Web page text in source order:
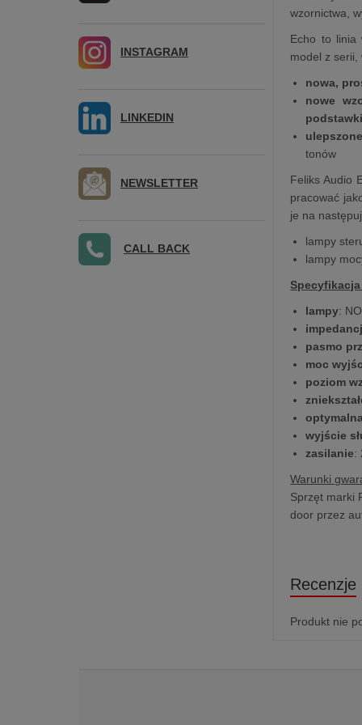
wzornictwa,
Echo to linia
model z serii,
nowa,
nowe
podstawki
tonów
Feliks Audio
pracować
je na
lampy
lampy
lampy:
pasmo
moc
poziom
wyjście
zasilanie:
Warunki
Sprzęt marki
door przez
Recenzje
Produkt nie
INSTAGRAM
LINKEDIN
NEWSLETTER
CALL BACK